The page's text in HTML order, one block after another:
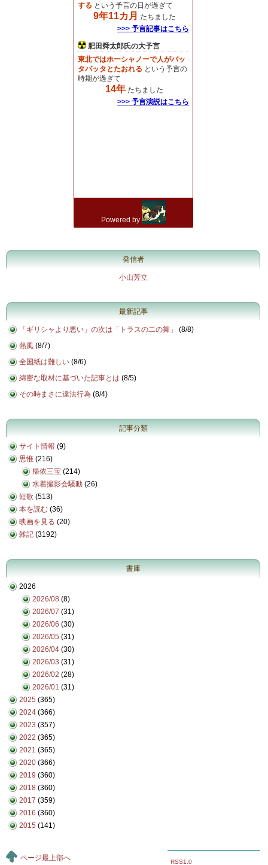
発信者
小山芳立
最新記事
「ギリシャより悪い」の次は「トラスの二の舞」 (8/8)
熱風 (8/7)
全国紙は難しい (8/6)
綿密な取材に基づいた記事とは (8/5)
その時まさに違法行為 (8/4)
記事分類
サイト情報 (9)
思惟 (216)
帰依三宝 (214)
水着撮影会騒動 (26)
短歌 (513)
本を読む (36)
映画を見る (20)
雑記 (3192)
書庫
2026
2026/08 (8)
2026/07 (31)
2026/06 (30)
2026/05 (31)
2026/04 (30)
2026/03 (31)
2026/02 (28)
2026/01 (31)
2025 (365)
2024 (366)
2023 (357)
2022 (365)
2021 (365)
2020 (366)
2019 (360)
2018 (360)
2017 (359)
2016 (360)
2015 (141)
RSS1.0
ページ最上部へ